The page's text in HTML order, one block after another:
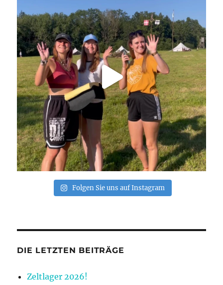
Folgen Sie uns auf Instagram
DIE LETZTEN BEITRÄGE
Zeltlager 2026!